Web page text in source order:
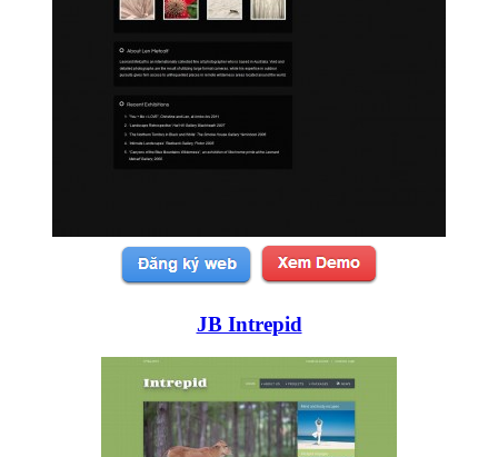
JB Intrepid